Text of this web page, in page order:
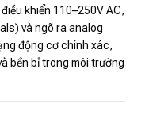
khiển 110–250V AC,
và ngõ ra analog
động cơ chính xác,
bền bỉ trong môi trường